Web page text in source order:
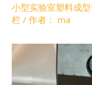
小型实验室塑料成
栏 / 作者： ma